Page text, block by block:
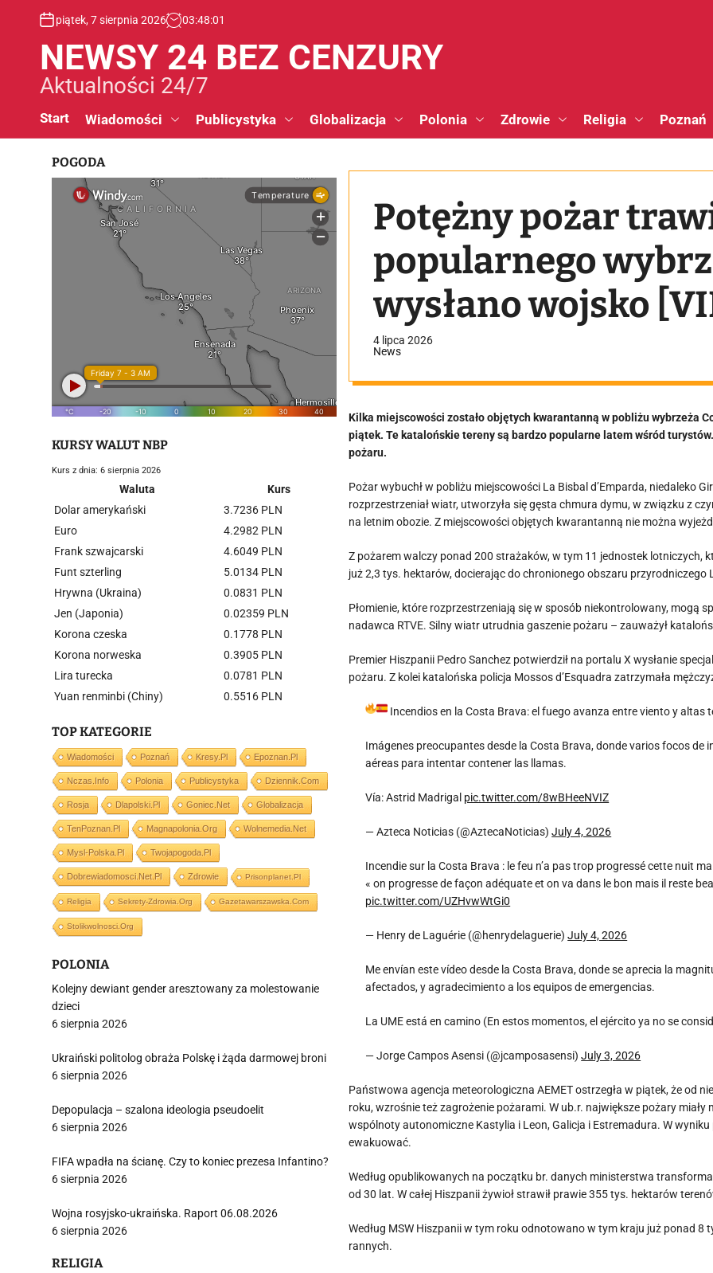
piątek, 7 sierpnia 2026 03:48:01
NEWSY 24 BEZ CENZURY
Aktualności 24/7
Start Wiadomości Publicystyka Globalizacja Polonia Zdrowie Religia Poznań
Potężny pożar
popularnego
wysłano wojsko
4 lipca 2026
News
Kilka miejscowości zostało objętych kwarantanną w pobliżu wybrzeża
piątek. Te katalońskie tereny są bardzo popularne latem wśród
pożaru.
Pożar wybuchł w pobliżu miejscowości La Bisbal d’Emparda, niedaleko
rozprzestrzeniał wiatr, utworzyła się gęsta chmura dymu, w związku z
na letnim obozie. Z miejscowości objętych kwarantanną nie można
Z pożarem walczy ponad 200 strażaków, w tym 11 jednostek lotniczych,
już 2,3 tys. hektarów, docierając do chronionego obszaru przyrodniczego
Płomienie, które rozprzestrzeniają się w sposób niekontrolowany, mogą
nadawca RTVE. Silny wiatr utrudnia gaszenie pożaru – zauważył
Premier Hiszpanii Pedro Sanchez potwierdził na portalu X wysłanie
pożaru. Z kolei katalońska policja Mossos d’Esquadra zatrzymała
Incendios en la Costa Brava: el fuego avanza entre viento y altas
Imágenes preocupantes desde la Costa Brava, donde varios focos
aéreas para intentar contener las llamas.
Vía: Astrid Madrigal pic.twitter.com/8wBHeeNVIZ
— Azteca Noticias (@AztecaNoticias)July 4, 2026
Incendie sur la Costa Brava : le feu n’a pas trop progressé cette nuit
« on progresse de façon adéquate et on va dans le bon mais il reste
pic.twitter.com/UZHvwWtGi0
— Henry de Laguérie (@henrydelaguerie)July 4, 2026
Me envían este vídeo desde la Costa Brava, donde se aprecia la
afectados, y agradecimiento a los equipos de emergencias.
La UME está en camino (En estos momentos, el ejército ya no se
— Jorge Campos Asensi (@jcamposasensi)July 3, 2026
Państwowa agencja meteorologiczna AEMET ostrzegła w piątek, że od
roku, wzrośnie też zagrożenie pożarami. W ub.r. największe pożary
wspólnoty autonomiczne Kastylia i Leon, Galicja i Estremadura. W
ewakuować.
Według opublikowanych na początku br. danych ministerstwa
od 30 lat. W całej Hiszpanii żywioł strawił prawie 355 tys. hektarów
Według MSW Hiszpanii w tym roku odnotowano w tym kraju już ponad 8
rannych.
POGODA
KURSY WALUT NBP
Kurs z dnia: 6 sierpnia 2026
Waluta
Kurs
Dolar amerykański
3.7236 PLN
Euro
4.2982 PLN
Frank szwajcarski
4.6049 PLN
Funt szterling
5.0134 PLN
Hrywna (Ukraina)
0.0831 PLN
Jen (Japonia)
0.02359 PLN
Korona czeska
0.1778 PLN
Korona norweska
0.3905 PLN
Lira turecka
0.0781 PLN
Yuan renminbi (Chiny)
0.5516 PLN
TOP KATEGORIE
Wiadomości Poznań Kresy.pl Epoznan.pl
Nczas.info Polonia Publicystyka Dziennik.com
Rosja Dlapolski.pl Goniec.net Globalizacja
TenPoznan.pl Magnapolonia.org Wolnemedia.net
Mysl-Polska.pl Twojapogoda.pl
Dobrewiadomosci.net.pl Zdrowie Prisonplanet.pl
Religia Sekrety-Zdrowia.org Gazetawarszawska.com
Stolikwolnosci.org
POLONIA
Kolejny dewiant gender aresztowany za molestowanie
dzieci
6 sierpnia 2026
Ukraiński politolog obraża Polskę i żąda darmowej broni
6 sierpnia 2026
Depopulacja – szalona ideologia pseudoelit
6 sierpnia 2026
FIFA wpadła na ścianę. Czy to koniec prezesa Infantino?
6 sierpnia 2026
Wojna rosyjsko-ukraińska. Raport 06.08.2026
6 sierpnia 2026
RELIGIA